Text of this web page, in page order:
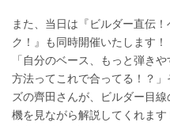
また、当日は『ビルダー直伝
ク！』も同時開催いたします！
「自分のベース、もっと弾き
方法ってこれで合ってる！？
ズの齊田さんが、ビルダー目
機を見ながら解説してくれます